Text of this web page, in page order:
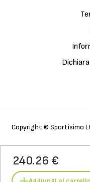
240.26 €
Copyright © Sportisimo